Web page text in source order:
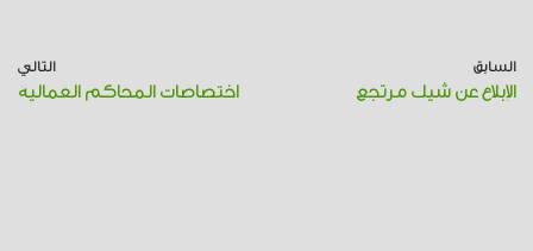
السابق
الإبلاغ عن شيك مرتجع
التالي
اختصاصات المحاكم العمالية